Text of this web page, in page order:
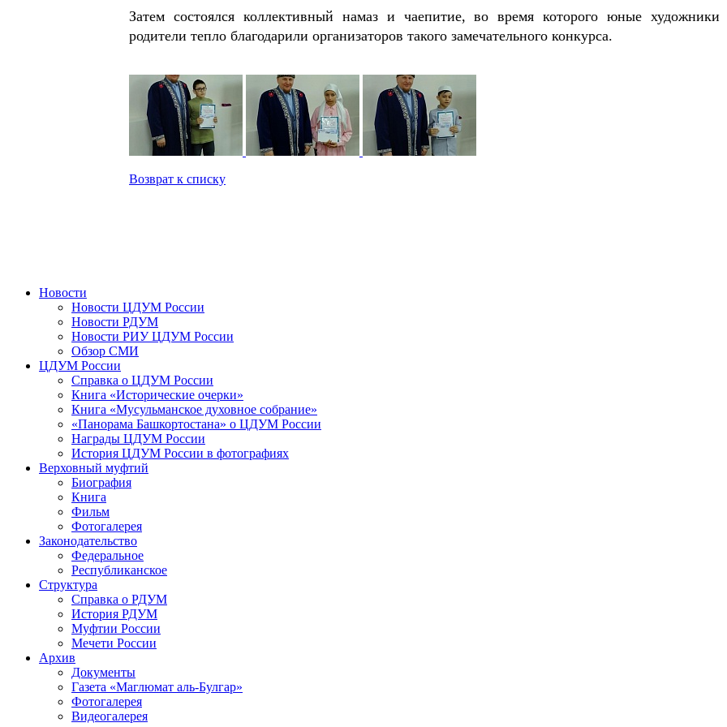
Затем состоялся коллективный намаз и чаепитие, во время которого юные
родители тепло благодарили организаторов такого замечательного конкурса.
Возврат к списку
Новости
Новости ЦДУМ России
Новости РДУМ
Новости РИУ ЦДУМ России
Обзор СМИ
ЦДУМ России
Справка о ЦДУМ России
Книга «Исторические очерки»
Книга «Мусульманское духовное собрание»
«Панорама Башкортостана» о ЦДУМ России
Награды ЦДУМ России
История ЦДУМ России в фотографиях
Верховный муфтий
Биография
Книга
Фильм
Фотогалерея
Законодательство
Федеральное
Республиканское
Структура
Справка о РДУМ
История РДУМ
Муфтии России
Мечети России
Архив
Документы
Газета «Маглюмат аль-Булгар»
Фотогалерея
Видеогалерея